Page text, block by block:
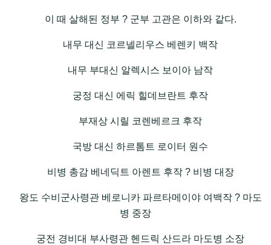
이 때 살해된 정부 ? 군부 고관은 이하와 같다.
내무 대신 코르넬리우스 베렌키 백작
내무 부대신 알렉시스 보이아 남작
궁정 대신 에릭 힐데브란트 후작
부재상 시릴 코렌베르크 후작
국방 대신 하르톰트 로이터 원수
비병 총감 베네딕트 아렌트 후작 ? 비병 대장
왕도 수비군사령관 베로니카 파르타메이야 여백작 ? 마도
병 중장
궁전 경비대 부사령관 헨드릭 산드라 마도병 소장